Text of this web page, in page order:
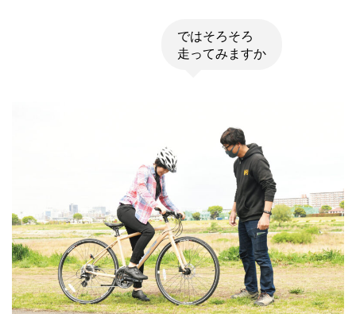
ではそろそろ
走ってみますか